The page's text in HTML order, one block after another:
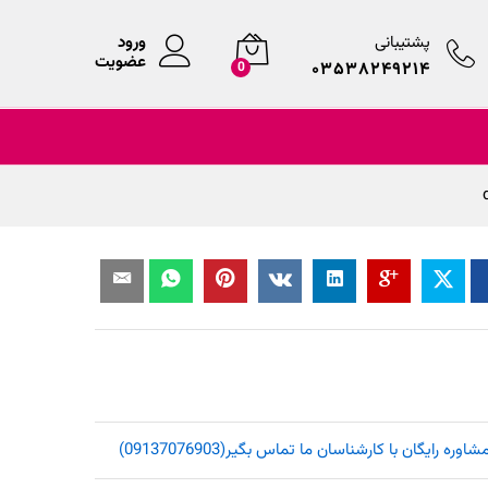
پشتیبانی
۰۳۵۳۸۲۴۹۲۱۴ 0
ورود
عضویت
با کارشناسان ما تماس بگیر(09137076903)